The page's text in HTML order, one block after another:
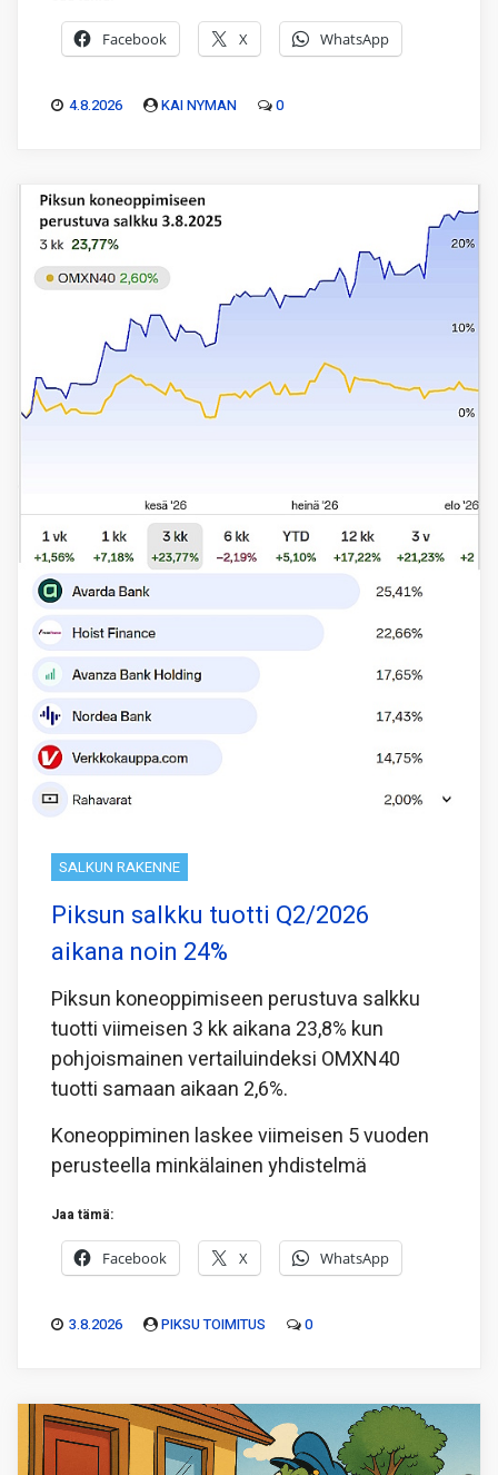
Facebook X WhatsApp
4.8.2026 KAI NYMAN 0
SALKUN RAKENNE
Piksun salkku tuotti Q2/2026
aikana noin 24%
Piksun koneoppimiseen perustuva salkku
tuotti viimeisen 3 kk aikana 23,8% kun
pohjoismainen vertailuindeksi OMXN40
tuotti samaan aikaan 2,6%.
Koneoppiminen laskee viimeisen 5 vuoden
perusteella minkälainen yhdistelmä
Jaa tämä:
Facebook X WhatsApp
3.8.2026 PIKSU TOIMITUS 0